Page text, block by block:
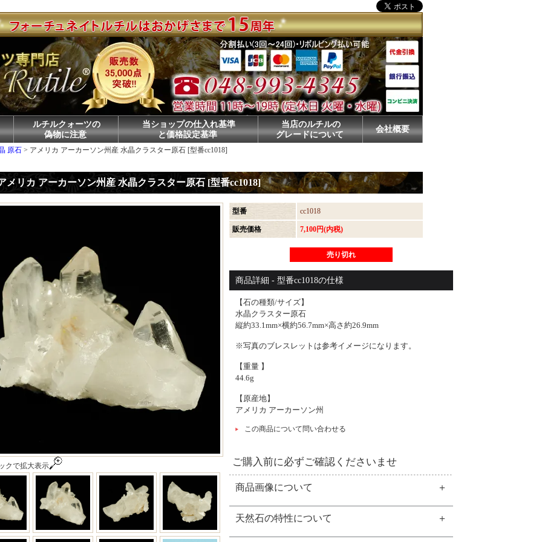
ルチルクォーツの
偽物に注意
当ショップの仕入れ基準
と価格設定基準
当店のルチルの
グレードについて
会社概要
原石 > アメリカ アーカーソン州産 水晶クラスター原石 [型番cc1018]
メリカ アーカーソン州産 水晶クラスター原石 [型番cc1018]
クで拡大表示
型番 cc1018
販売価格 7,100円(内税)
売り切れ
アメリカ アーカーソン州産 水晶クラスター原石 [型番cc1018]
商品詳細 - 型番cc1018の仕様
【石の種類/サイズ】
水晶クラスター原石
縦約33.1mm×横約56.7mm×高さ約26.9mm
※写真のブレスレットは参考イメージになります。
【重量 】
44.6g
【原産地】
アメリカ アーカーソン州
この商品について問い合わせる
ご購入前に必ずご確認くださいませ
商品画像について
天然石の特性について